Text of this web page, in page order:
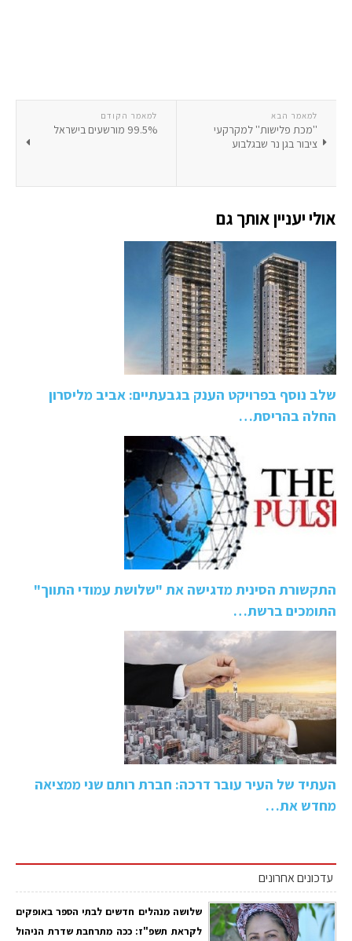
למאמר הקודם
99.5% מורשעים בישראל
למאמר הבא
''מכת פלישות'' למקרקעי
ציבור בגן נר שבגלבוע
אולי יעניין אותך גם
שלב נוסף בפרויקט הענק בגבעתיים: אביב מליסרון
החלה בהריסת…
התקשורת הסינית מדגישה את "שלושת עמודי התווך"
התומכים ברשת…
העתיד של העיר עובר דרכה: חברת רותם שני ממציאה
מחדש את…
עדכונים אחרונים
שלושה מנהלים חדשים לבתי הספר באופקים
לקראת תשפ"ז: ככה מתרחבת שדרת הניהול